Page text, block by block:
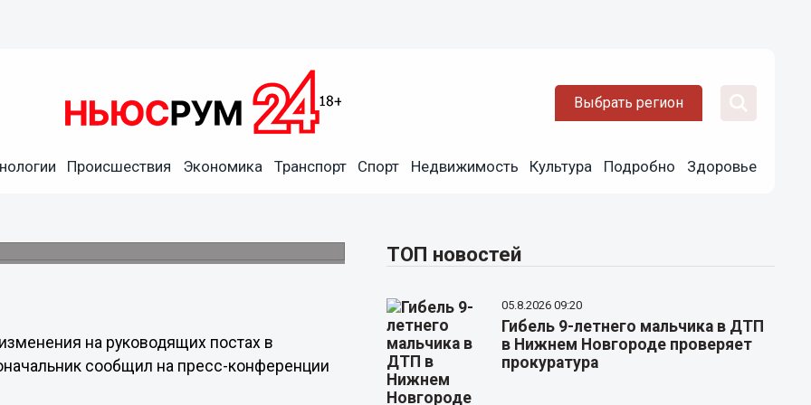
Выбрать регион
Происшествия Экономика Транспорт Спорт Недвижимость Культура Подробно Здоровье
перестановки на
на руководящих постах в
сообщил на пресс-конференции
ТОП новостей
05.8.2026 09:20
Гибель 9-летнего мальчика в ДТП
в Нижнем Новгороде проверяет
прокуратура